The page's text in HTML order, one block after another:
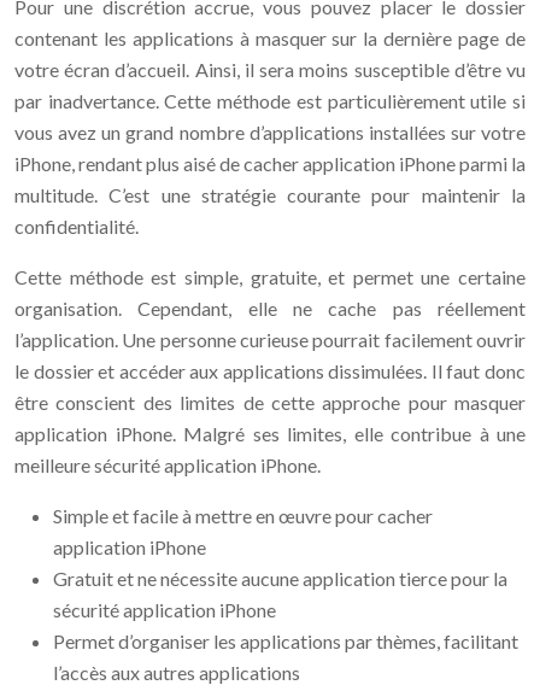
Pour une discrétion accrue, vous pouvez placer le dossier
contenant les applications à masquer sur la dernière page de
votre écran d’accueil. Ainsi, il sera moins susceptible d’être vu
par inadvertance. Cette méthode est particulièrement utile si
vous avez un grand nombre d’applications installées sur votre
iPhone, rendant plus aisé de cacher application iPhone parmi la
multitude. C’est une stratégie courante pour maintenir la
confidentialité.
Cette méthode est simple, gratuite, et permet une certaine
organisation. Cependant, elle ne cache pas réellement
l’application. Une personne curieuse pourrait facilement ouvrir
le dossier et accéder aux applications dissimulées. Il faut donc
être conscient des limites de cette approche pour masquer
application iPhone. Malgré ses limites, elle contribue à une
meilleure sécurité application iPhone.
Simple et facile à mettre en œuvre pour cacher
application iPhone
Gratuit et ne nécessite aucune application tierce pour la
sécurité application iPhone
Permet d’organiser les applications par thèmes, facilitant
l’accès aux autres applications